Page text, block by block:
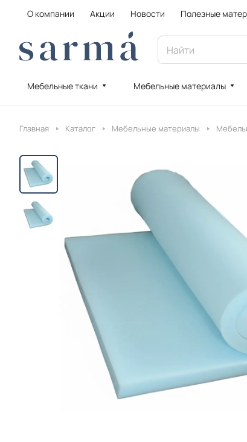
О компании Акции Новости Полезные
Мебельные ткани Мебельные материалы
Главная Каталог Мебельные материалы